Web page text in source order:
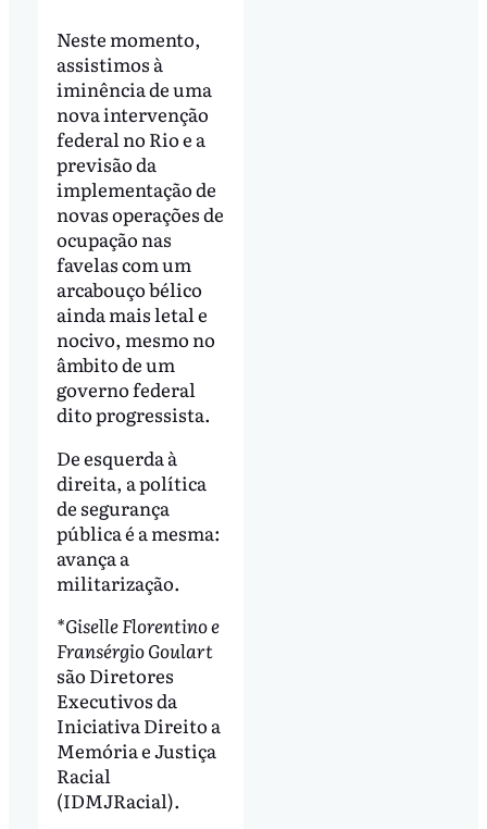
Neste momento,
assistimos à
iminência de uma
nova intervenção
federal no Rio e a
previsão da
implementação de
novas operações de
ocupação nas
favelas com um
arcabouço bélico
ainda mais letal e
nocivo, mesmo no
âmbito de um
governo federal
dito progressista.
De esquerda à
direita, a política
de segurança
pública é a mesma:
avança a
militarização.
*Giselle Florentino e
Fransérgio Goulart
são Diretores
Executivos da
Iniciativa Direito a
Memória e Justiça
Racial
(IDMJRacial).